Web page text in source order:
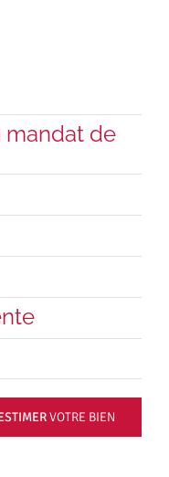
mandat de
VOTRE BIEN